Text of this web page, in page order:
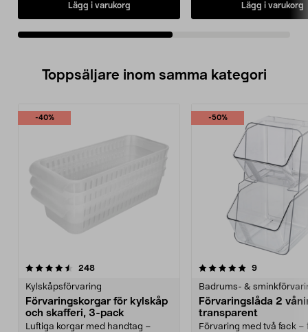
Lägg i varukorg Lägg i varukorg
Toppsäljare inom samma kategori
-40%
248recensioner
Kylskåpsförvaring
Förvaringskorgar för kylskåp
och skafferi, 3-pack
Luftiga korgar med handtag –
-50%
5.0 av 5 stjärnor 9recensioner
Badrums- &
Förvaringslåda 2
transparent
Förvaring med två fack –
4.5 av 5 stjärnor